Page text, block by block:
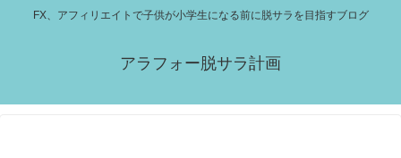
FX、アフィリエイトで子供が小学生になる前に脱サラを目指すブログ
アラフォー脱サラ計画